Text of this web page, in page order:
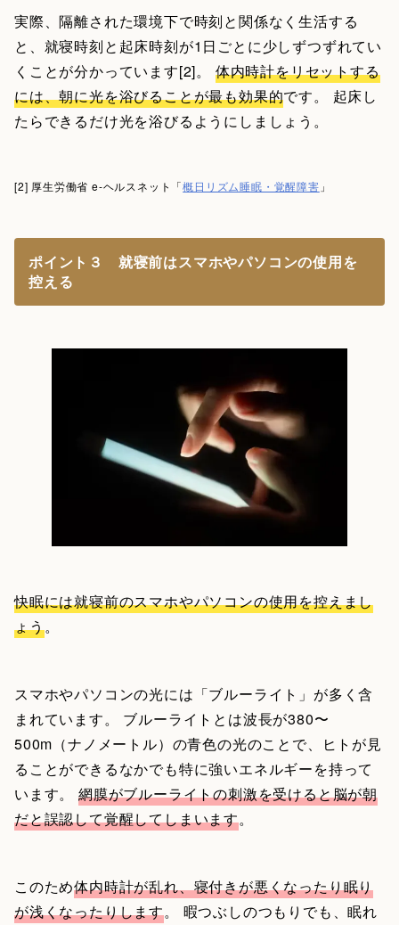
実際、隔離された環境下で時刻と関係なく生活する
と、就寝時刻と起床時刻が1日ごとに少しずつずれてい
くことが分かっています[2]。 体内時計をリセットする
には、朝に光を浴びることが最も効果的です。 起床し
たらできるだけ光を浴びるようにしましょう。
[2] 厚生労働省 e-ヘルスネット「概日リズム睡眠・覚醒障害 」
ポイント３ 就寝前はスマホやパソコンの使用を
控える
快眠には就寝前のスマホやパソコンの使用を控えまし
ょう。
スマホやパソコンの光には「ブルーライト」が多く含
まれています。 ブルーライトとは波長が380〜
500m（ナノメートル）の青色の光のことで、ヒトが見
ることができるなかでも特に強いエネルギーを持って
います。 網膜がブルーライトの刺激を受けると脳が朝
だと誤認して覚醒してしまいます。
このため体内時計が乱れ、寝付きが悪くなったり眠り
が浅くなったりします。 暇つぶしのつもりでも、眠れ